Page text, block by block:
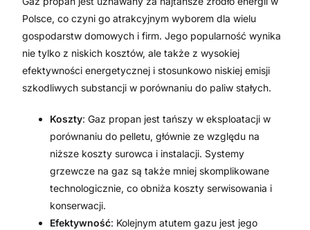
Polsce, co czyni go atrakcyjnym wyborem dla wielu
gospodarstw domowych i firm. Jego popularność wynika
nie tylko z niskich kosztów, ale także z wysokiej
efektywności energetycznej i stosunkowo niskiej emisji
szkodliwych substancji w porównaniu do paliw stałych.
Koszty: Gaz propan jest tańszy w eksploatacji w
porównaniu do pelletu, głównie ze względu na
niższe koszty surowca i instalacji. Systemy
grzewcze na gaz są także mniej skomplikowane
technologicznie, co obniża koszty serwisowania i
konserwacji.
Efektywność: Kolejnym atutem gazu jest jego